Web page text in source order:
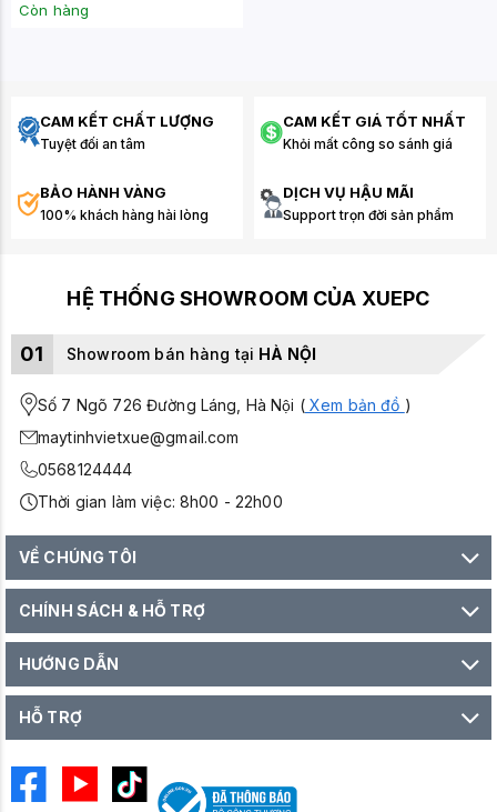
Còn hàng
CAM KẾT CHẤT LƯỢNG
Tuyệt đối an tâm
CAM KẾT GIÁ TỐT NHẤT
Khỏi mất công so sánh giá
BẢO HÀNH VÀNG
100% khách hàng hài lòng
DỊCH VỤ HẬU MÃI
Support trọn đời sản phẩm
HỆ THỐNG SHOWROOM CỦA XUEPC
01 Showroom bán hàng tại HÀ NỘI
Số 7 Ngõ 726 Đường Láng, Hà Nội (Xem bản đồ )
maytinhvietxue@gmail.com
0568124444
Thời gian làm việc: 8h00 - 22h00
VỀ CHÚNG TÔI
CHÍNH SÁCH & HỖ TRỢ
HƯỚNG DẪN
HỖ TRỢ